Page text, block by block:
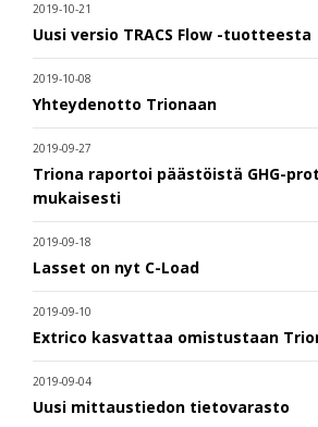
2019-10-21
Uusi versio TRACS Flow -tuotteesta
2019-10-08
Yhteydenotto Trionaan
2019-09-27
Triona raportoi päästöistä GHG-
mukaisesti
2019-09-18
Lasset on nyt C-Load
2019-09-10
Extrico kasvattaa omistustaan
2019-09-04
Uusi mittaustiedon tietovarasto